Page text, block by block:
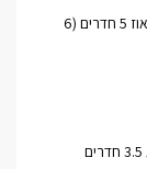
למכירה ברחוב נחל דן מיני פנטהאוז 5 חדרים (6